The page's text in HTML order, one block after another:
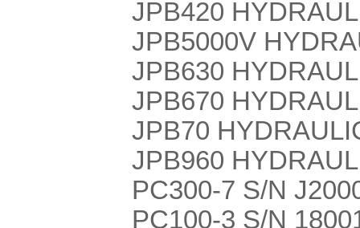
JPB420
JPB5000V
JPB630
JPB670
JPB70
JPB960
PC300-7 S/N
PC100-3 S/N